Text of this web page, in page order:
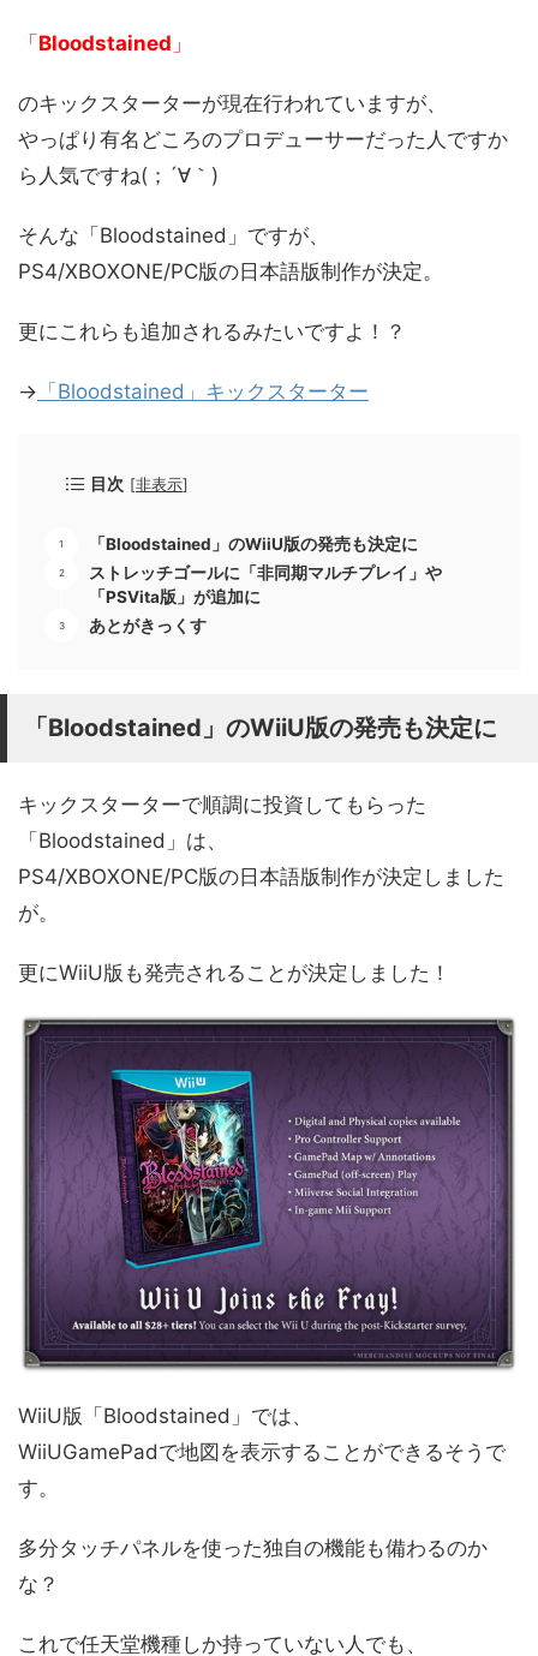
「Bloodstained 」
のキックスターターが現在行われていますが、
やっぱり有名どころのプロデューサーだった人ですか
ら人気ですね(；´∀｀)
そんな「Bloodstained」ですが、
PS4/XBOXONE/PC版の日本語版制作が決定。
更にこれらも追加されるみたいですよ！？
→ 「Bloodstained」キックスターター
目次 [非表示]
「Bloodstained」のWiiU版の発売も決定に
ストレッチゴールに「非同期マルチプレイ」や
「PSVita版」が追加に
あとがきっくす
「Bloodstained」のWiiU版の発売も決定に
キックスターターで順調に投資してもらった
「Bloodstained」は、
PS4/XBOXONE/PC版の日本語版制作が決定しました
が。
更にWiiU版も発売されることが決定しました！
WiiU版「Bloodstained」では、
WiiUGamePadで地図を表示することができるそうで
す。
多分タッチパネルを使った独自の機能も備わるのか
な？
これで任天堂機種しか持っていない人でも、